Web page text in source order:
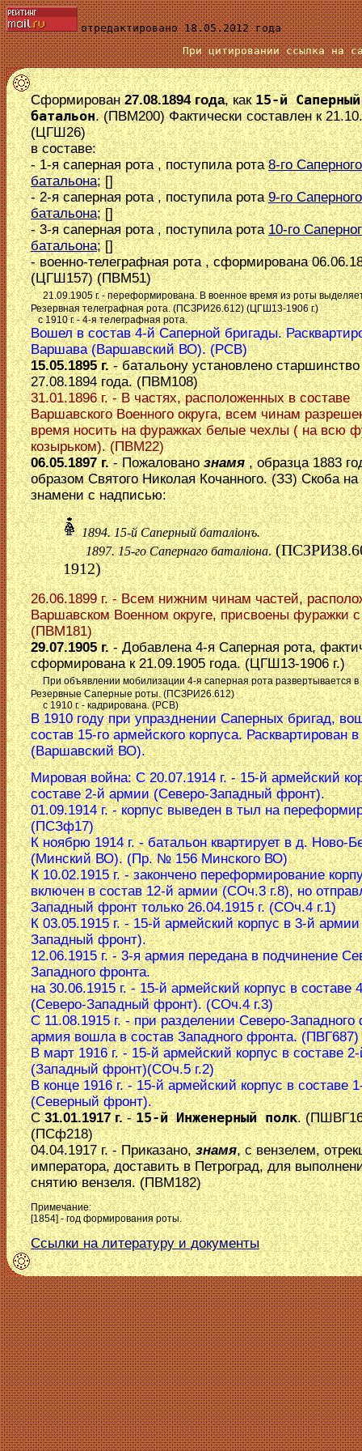
отредактировано 18.05.2012 года
При цитировании ссылка на
Сформирован27.08.1894 года, как15-й Саперный
батальон. (ПВМ200) Фактически составлен к
(ЦГШ26)
в составе:
- 1-я саперная рота , поступила рота8-го Саперного
батальона; []
- 2-я саперная рота , поступила рота9-го Саперного
батальона; []
- 3-я саперная рота , поступила рота10-го
батальона; []
- военно-телеграфная рота , сформирована
(ЦГШ157) (ПВМ51)
21.09.1905 г. - переформирована. В военное время из роты
Резервная телеграфная рота. (ПСЗРИ26.612) (ЦГШ13-1906 г.)
с 1910 г. - 4-я телеграфная рота.
Вошел в состав 4-й Саперной бригады.
Варшава (Варшавский ВО). (РСВ)
15.05.1895 г.- батальону установлено
27.08.1894 года. (ПВМ108)
31.01.1896 г. - В частях, расположенных в составе
Варшавского Военного округа, всем чинам
время носить на фуражках белые чехлы ( на всю
козырьком). (ПВМ22)
06.05.1897 г.- Пожалованознамя, образца 1883
образом Святого Николая Кочанного. (ЗЗ) Скоба на
знамени с надписью:
1894. 15-й Саперный баталiонъ.
1897. 15-го Сапернаго баталiона.
1912)
26.06.1899 г. - Всем нижним чинам частей,
Варшавском Военном округе, присвоены фуражки
(ПВМ181)
29.07.1905 г.- Добавлена 4-я Саперная рота,
сформирована к 21.09.1905 года. (ЦГШ13-1906 г.)
При объявлении мобилизации 4-я саперная рота развертывается
Резервные Саперные роты. (ПСЗРИ26.612)
с 1910 г. - кадрирована. (РСВ)
В 1910 году при упразднении Саперных бригад,
состав 15-го армейского корпуса. Расквартирован
(Варшавский ВО).
Мировая война: С 20.07.1914 г. - 15-й армейский
составе 2-й армии (Северо-Западный фронт).
01.09.1914 г. - корпус выведен в тыл на
(ПСЗф17)
К ноябрю 1914 г. - батальон квартирует в д. Ново-
(Минский ВО). (Пр. № 156 Минского ВО)
К 10.02.1915 г. - закончено переформирование
включен в состав 12-й армии (СОч.3 г.8), но
Западный фронт только 26.04.1915 г. (СОч.4 г.1)
К 03.05.1915 г. - 15-й армейский корпус в 3-й
Западный фронт).
12.06.1915 г. - 3-я армия передана в подчинение
Западного фронта.
на 30.06.1915 г. - 15-й армейский корпус в составе
(Северо-Западный фронт). (СОч.4 г.3)
С 11.08.1915 г. - при разделении Северо-Западного
армия вошла в состав Западного фронта. (ПВГ687)
В март 1916 г. - 15-й армейский корпус в составе
(Западный фронт)(СОч.5 г.2)
В конце 1916 г. - 15-й армейский корпус в составе
(Северный фронт).
С31.01.1917 г.-15-й Инженерный полк.
(ПСф218)
04.04.1917 г. - Приказано,знамя, с вензелем,
императора, доставить в Петроград, для
снятию вензеля. (ПВМ182)
Примечание:
[1854] - год формирования роты.
Ссылки на литературу и документы